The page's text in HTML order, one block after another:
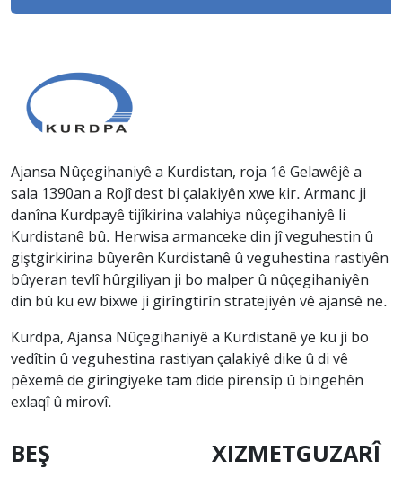
Ajansa Nûçegihaniyê a Kurdistan, roja 1ê Gelawêjê a
sala 1390an a Rojî dest bi çalakiyên xwe kir. Armanc ji
danîna Kurdpayê tijîkirina valahiya nûçegihaniyê li
Kurdistanê bû. Herwisa armanceke din jî veguhestin û
giştgirkirina bûyerên Kurdistanê û veguhestina rastiyên
bûyeran tevlî hûrgiliyan ji bo malper û nûçegihaniyên
din bû ku ew bixwe ji girîngtirîn stratejiyên vê ajansê ne.
Kurdpa, Ajansa Nûçegihaniyê a Kurdistanê ye ku ji bo
vedîtin û veguhestina rastiyan çalakiyê dike û di vê
pêxemê de girîngiyeke tam dide pirensîp û bingehên
exlaqî û mirovî.
BEŞ XIZMETGUZARÎ